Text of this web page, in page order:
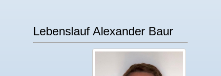
Lebenslauf Alexander Baur